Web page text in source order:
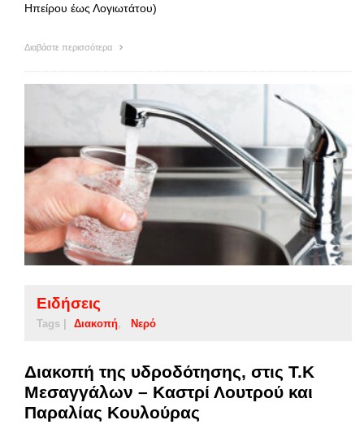
Ηπείρου έως Λογιωτάτου)
Διαβάστε περισσότερα
Ειδήσεις
Tags | Διακοπή Νερό
Διακοπή της υδροδότησης, στις Τ.Κ
Μεσαγγάλων – Καστρί Λουτρού και
Παραλίας Κουλούρας